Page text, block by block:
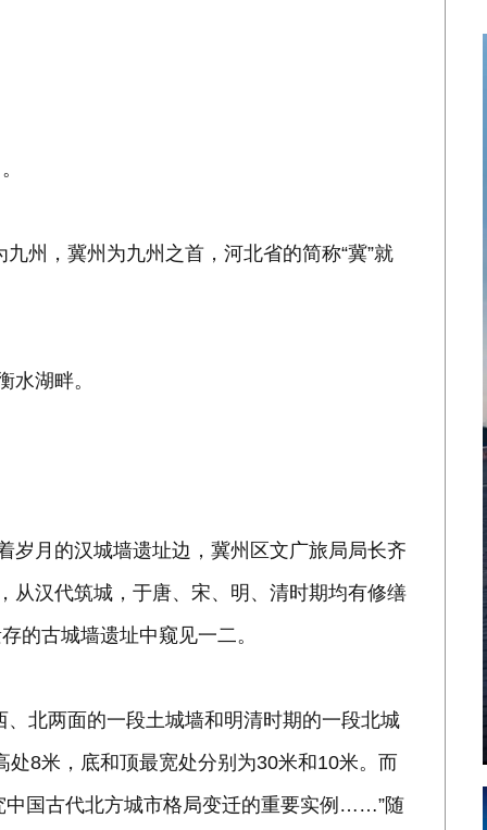
州，冀州为九州之首，河北省的简称“冀”就
水湖畔。
岁月的汉城墙遗址边，冀州区文广旅局局长齐
从汉代筑城，于唐、宋、明、清时期均有修缮
的古城墙遗址中窥见一二。
北两面的一段土城墙和明清时期的一段北城
8米，底和顶最宽处分别为30米和10米。而
中国古代北方城市格局变迁的重要实例……”随